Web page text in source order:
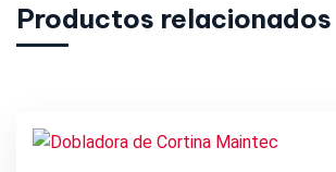
Productos relacionados